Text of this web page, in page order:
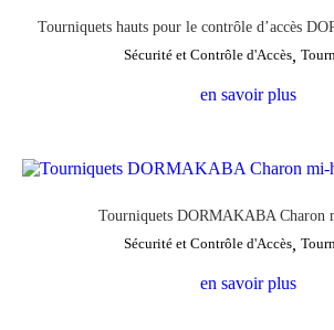
Tourniquets hauts pour le contrôle d’accès
Sécurité et Contrôle d'Accès,
en savoir plus
Tourniquets DORMAKABA Charon
Sécurité et Contrôle d'Accès,
en savoir plus